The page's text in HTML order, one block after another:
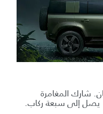
شارك المغامرة
يصل إلى سبعة ركاب.